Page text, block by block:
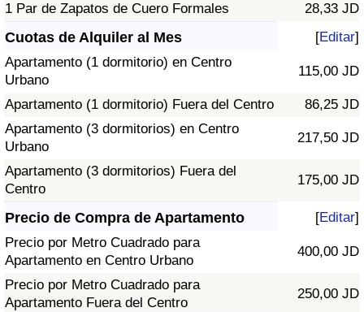
1 Par de Zapatos de Cuero Formales
28,33 JD
Cuotas de Alquiler al Mes [Editar]
Apartamento (1 dormitorio) en Centro
Urbano
115,00 JD
Apartamento (1 dormitorio) Fuera del Centro
86,25 JD
Apartamento (3 dormitorios) en Centro
Urbano
217,50 JD
Apartamento (3 dormitorios) Fuera del
Centro
175,00 JD
Precio de Compra de Apartamento [Editar]
Precio por Metro Cuadrado para
Apartamento en Centro Urbano
400,00 JD
Precio por Metro Cuadrado para
Apartamento Fuera del Centro
250,00 JD